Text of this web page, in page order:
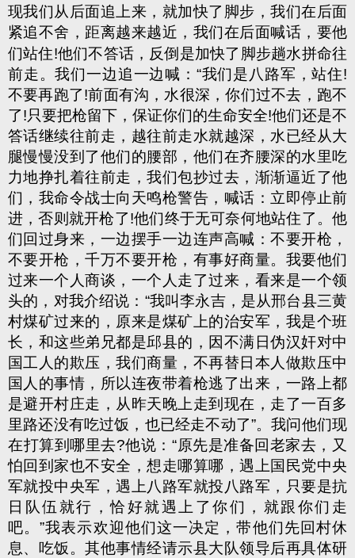
现我们从后面追上来，就加快了脚步，我们在后面
紧追不舍，距离越来越近，我们在后面喊话，要他
们站住!他们不答话，反倒是加快了脚步趟水拼命往
前走。我们一边追一边喊：“我们是八路军，站住!
不要再跑了!前面有沟，水很深，你们过不去，跑不
了!只要把枪留下，保证你们的生命安全!他们还是不
答话继续往前走，越往前走水就越深，水已经从大
腿慢慢没到了他们的腰部，他们在齐腰深的水里吃
力地挣扎着往前走，我们包抄过去，渐渐逼近了他
们，我命令战士向天鸣枪警告，喊话：立即停止前
进，否则就开枪了!他们终于无可奈何地站住了。他
们回过身来，一边摆手一边连声高喊：不要开枪，
不要开枪，千万不要开枪，有事好商量。我要他们
过来一个人商谈，一个人走了过来，看来是一个领
头的，对我介绍说：“我叫李永吉，是从邢台县三黄
村煤矿过来的，原来是煤矿上的治安军，我是个班
长，和这些弟兄都是邱县的，因不满日伪汉奸对中
国工人的欺压，我们商量，不再替日本人做欺压中
国人的事情，所以连夜带着枪逃了出来，一路上都
是避开村庄走，从昨天晚上走到现在，走了一百多
里路还没有吃过饭，也已经走不动了”。我问他们现
在打算到哪里去?他说：“原先是准备回老家去，又
怕回到家也不安全，想走哪算哪，遇上国民党中央
军就投中央军，遇上八路军就投八路军，只要是抗
日队伍就行，恰好就遇上了你们，就跟你们走
吧。”我表示欢迎他们这一决定，带他们先回村休
息、吃饭。其他事情经请示县大队领导后再具体研